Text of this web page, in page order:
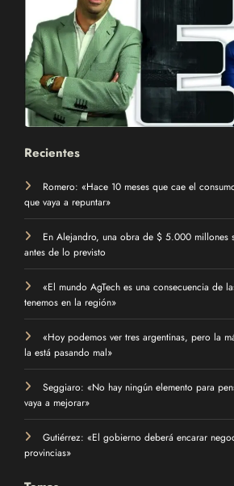
Recientes
Romero: «Hace 10 meses que cae el
que vaya a repuntar»
En Alejandro, una obra de $ 5.000 millones
antes de lo previsto
«El mundo AgTech es una consecuencia de
tenemos en la región»
«Hoy podemos ver tres argentinas, pero la
la está pasando mal»
Seggiaro: «No hay ningún elemento para
vaya a mejorar»
Gutiérrez: «El gobierno deberá encarar
provincias»